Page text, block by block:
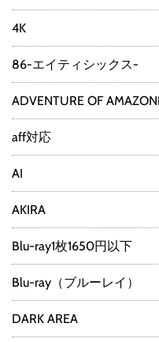
4K
86-エイティシックス-
ADVENTURE OF
aff対応
AI
AKIRA
Blu-ray1枚1650円以下
Blu-ray（ブルーレイ）
DARK AREA